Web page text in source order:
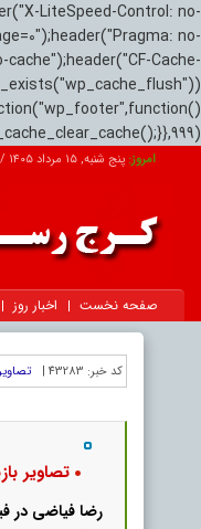
LiteSpeed-Control: no-
no-
Cache-
امروز:پنج شنبه, ۱۵ مرداد ۱۴۰۵ / بعد از ظهر /
صفحه نخست اخبار روز
کد خبر: 43283 |
تصاویر
رضا فیاضی در